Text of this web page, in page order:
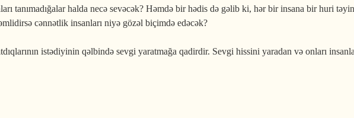
tanımadığalar halda necə sevəcək? Həmdə bir hədis də gəlib ki, hər bir insana bir huri
cənnətlik insanları niyə gözəl biçimdə edəcək?
istədiyinin qəlbində sevgi yaratmağa qadirdir. Sevgi hissini yaradan və onları